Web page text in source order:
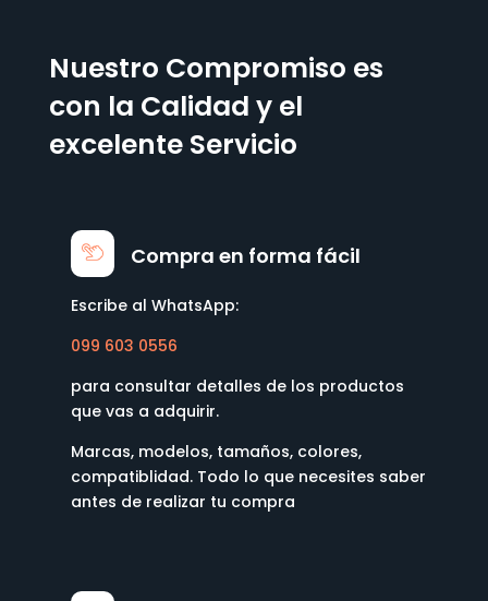
Nuestro Compromiso es
con la Calidad y el
excelente Servicio
Compra en forma fácil
Escribe al WhatsApp:
099 603 0556
para consultar detalles de los productos
que vas a adquirir.
Marcas, modelos, tamaños, colores,
compatiblidad. Todo lo que necesites saber
antes de realizar tu compra